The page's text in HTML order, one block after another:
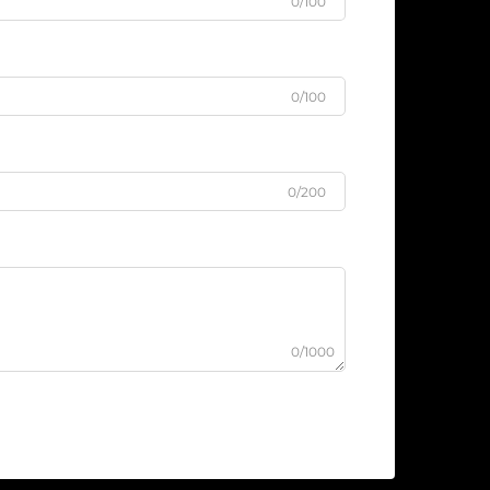
0/100
0/200
0/1000